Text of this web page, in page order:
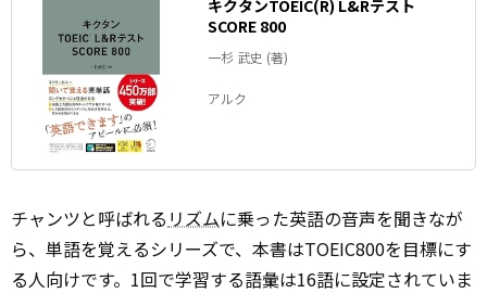
キクタンTOEIC(R) L&Rテスト
SCORE 800
一杉 武史 (著)
アルク
チャンツと呼ばれる リズムに乗った英語の音声を聞きなが
ら、単語を覚えるシリーズで、本書はTOEIC800を目標にす
る人向けです。1回で学習する語彙は16語に設定されていま